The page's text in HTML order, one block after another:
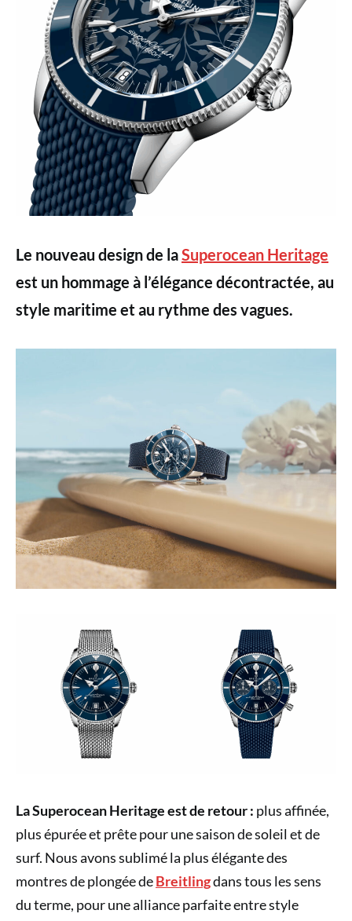
Le nouveau design de laSuperocean Heritage
est un hommage à l’élégance décontractée, au
style maritime et au rythme des vagues.
La Superocean Heritage est de retour : plus affinée,
plus épurée et prête pour une saison de soleil et de
surf. Nous avons sublimé la plus élégante des
montres de plongée deBreitlingdans tous les sens
du terme, pour une alliance parfaite entre style